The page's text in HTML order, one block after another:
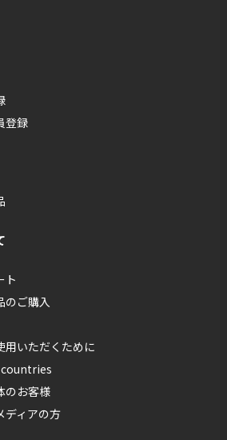
登録
ト
のご購入
用いただくために
のお客様
ディアの方